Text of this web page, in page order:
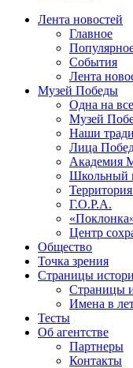
Лента новостей
Главное
События
Лента
Музей Победы
Одна на
Музей
Наши
Лица
Академия
Школьный
Г.О.Р.А.
Центр
Общество
Точка зрения
Страницы
Страницы
Имена в
Тесты
Об агентстве
Партнеры
Контакты